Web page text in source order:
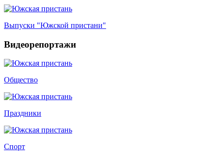
Выпуски "Южской пристани"
Видеорепортажи
Общество
Праздники
Спорт